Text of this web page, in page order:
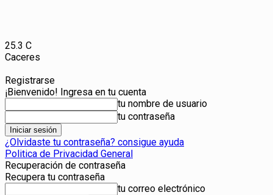
25.3 C
Caceres
Registrarse
¡Bienvenido! Ingresa en tu cuenta
tu nombre de usuario
tu contraseña
¿Olvidaste tu contraseña? consigue ayuda
Politica de Privacidad General
Recuperación de contraseña
Recupera tu contraseña
tu correo electrónico